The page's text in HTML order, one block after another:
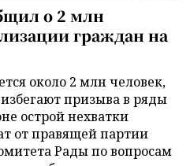
о 2 млн
граждан на
около 2 млн человек,
призыва в ряды
острой нехватки
от правящей партии
Рады по вопросам